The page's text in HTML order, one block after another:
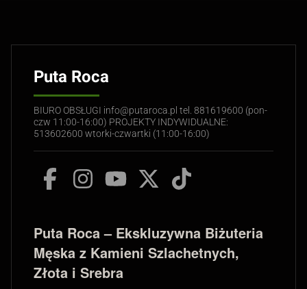
Puta Roca
BIURO OBSŁUGI info@putaroca.pl tel. 881619600 (pon-
czw 11:00-16:00) PROJEKTY INDYWIDUALNE:
513602600 wtorki-czwartki (11:00-16:00)
Puta Roca – Ekskluzywna Biżuteria
Męska z Kamieni Szlachetnych,
Złota i Srebra